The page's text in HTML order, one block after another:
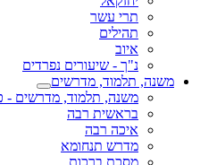
תרי עשר
תהילים
איוב
נ"ך - שיעורים נפרדים
משנה, תלמוד, מדרשים
משנה, תלמוד, מדרשים -
בראשית רבה
איכה רבה
מדרש תנחומא